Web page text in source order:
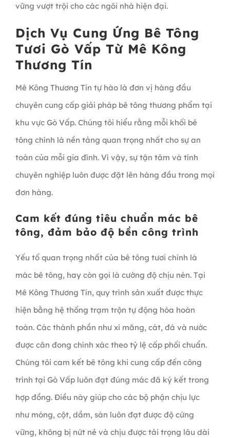
vững vượt trội cho các ngôi nhà hiện đại.
Dịch Vụ Cung Ứng Bê Tông
Tươi Gò Vấp Từ Mê Kông
Thương Tín
Mê Kông Thương Tín tự hào là đơn vị hàng đầu
chuyên cung cấp giải pháp bê tông thương phẩm tại
khu vực Gò Vấp. Chúng tôi hiểu rằng mỗi khối bê
tông chính là nền tảng quan trọng nhất cho sự an
toàn của mỗi gia đình. Vì vậy, sự tận tâm và tính
chuyên nghiệp luôn được đặt lên hàng đầu trong mọi
đơn hàng.
Cam kết đúng tiêu chuẩn mác bê
tông, đảm bảo độ bền công trình
Yếu tố quan trọng nhất của bê tông tươi chính là
mác bê tông, hay còn gọi là cường độ chịu nén. Tại
Mê Kông Thương Tín, quy trình sản xuất được thực
hiện bằng hệ thống trạm trộn tự động hóa hoàn
toàn. Các thành phần như xi măng, cát, đá và nước
được cân đong chính xác theo tỷ lệ cấp phối chuẩn.
Chúng tôi cam kết bê tông khi cung cấp đến công
trình tại Gò Vấp luôn đạt đúng mác đã ký kết trong
hợp đồng. Điều này giúp cho các bộ phận chịu lực
như móng, cột, dầm, sàn luôn đạt được độ cứng
vững, không bị nứt nẻ và chịu được tải trọng lâu dài